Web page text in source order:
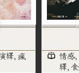
繹, 瘋
情感
繹,